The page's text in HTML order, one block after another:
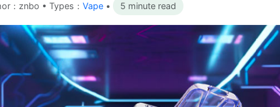
：znbo • Types： Vape • 5 minute read